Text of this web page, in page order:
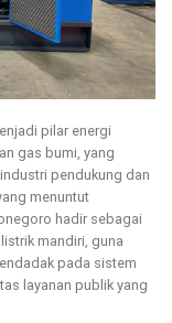
pilar energi
gas bumi, yang
pendukung dan
menuntut
hadir sebagai
mandiri, guna
pada sistem
layanan publik yang